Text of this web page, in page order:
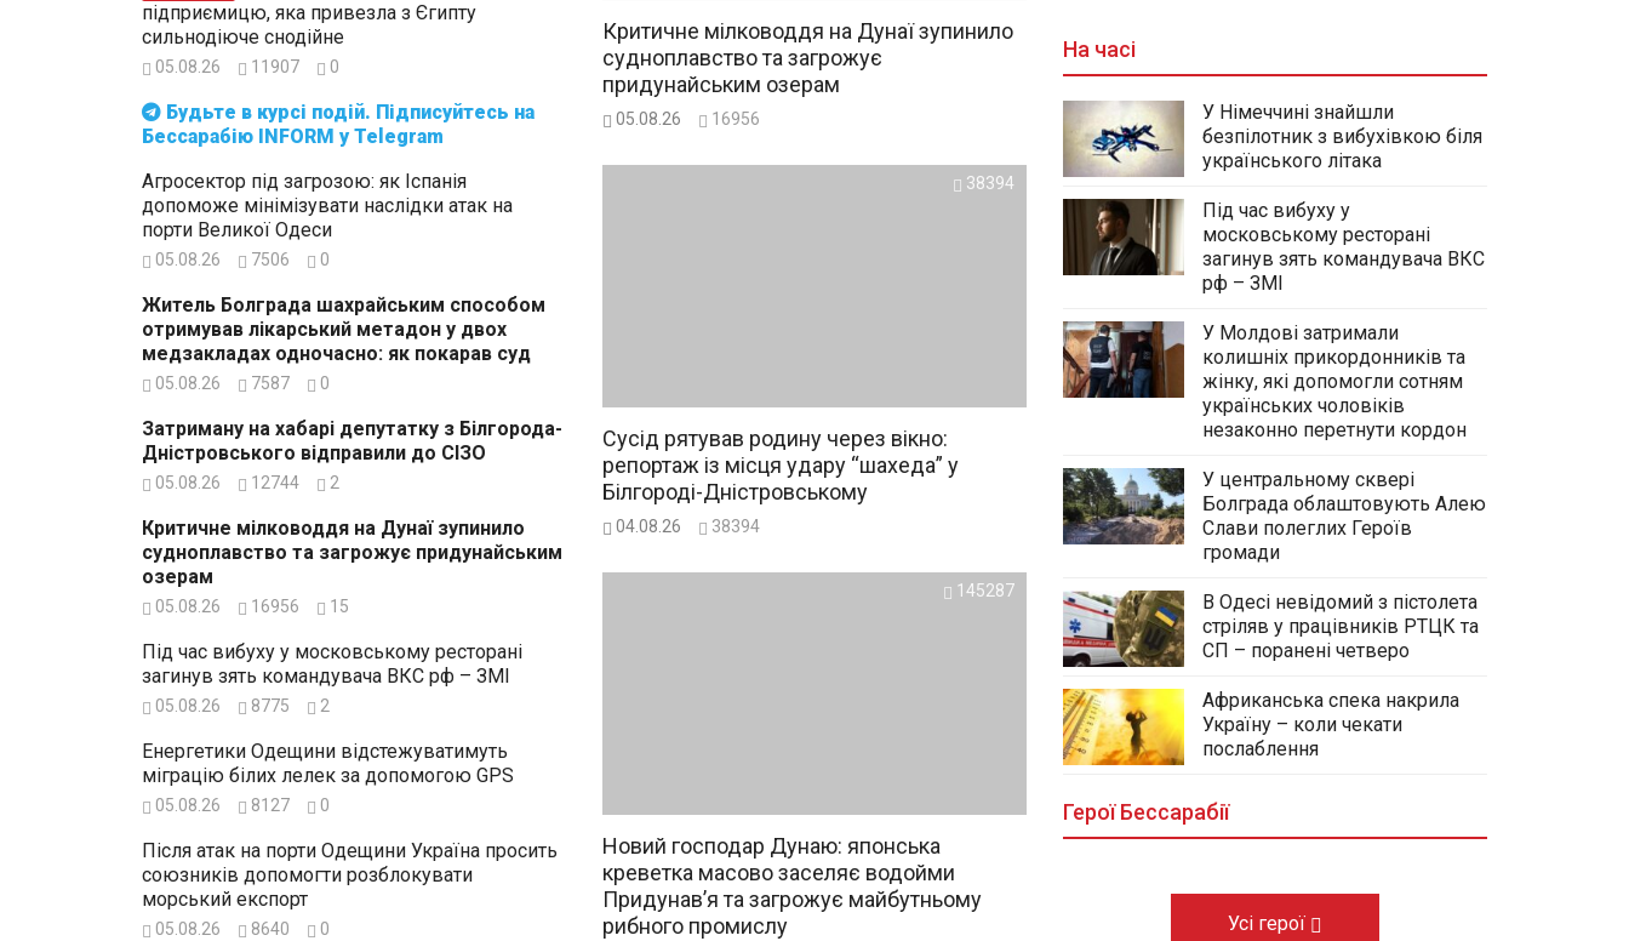
Бессарабію INFORM у Telegram
підприємицю, яка привезла з Єгипту
сильнодіюче снодійне
05.08.26 11907 0
Агросектор під загрозою: як Іспанія
допоможе мінімізувати наслідки атак на
порти Великої Одеси
05.08.26 7506 0
Житель Болграда шахрайським способом
отримував лікарський метадон у двох
медзакладах одночасно: як покарав суд
05.08.26 7587 0
Затриману на хабарі депутатку з Білгорода-
Дністровського відправили до СІЗО
05.08.26 12744 2
Критичне мілководдя на Дунаї зупинило
судноплавство та загрожує придунайським
озерам
05.08.26 16956 15
Під час вибуху у московському ресторані
загинув зять командувача ВКС рф – ЗМІ
05.08.26 8775 2
Енергетики Одещини відстежуватимуть
міграцію білих лелек за допомогою GPS
05.08.26 8127 0
Після атак на порти Одещини Україна просить
союзників допомогти розблокувати
морський експорт
05.08.26 8640 0
Критичне мілководдя на Дунаї зупинило
судноплавство та загрожує
придунайським озерам
05.08.26 16956
38394
Сусід рятував родину через вікно:
репортаж із місця удару “шахеда” у
Білгороді-Дністровському
04.08.26 38394
145287
Новий господар Дунаю: японська
креветка масово заселяє водойми
Придунав’я та загрожує майбутньому
рибного промислу
На часі
У Німеччині знайшли
безпілотник з вибухівкою біля
українського літака
Під час вибуху у
московському ресторані
загинув зять командувача ВКС
рф – ЗМІ
У Молдові затримали
колишніх прикордонників та
жінку, які допомогли сотням
українських чоловіків
незаконно перетнути кордон
У центральному сквері
Болграда облаштовують Алею
Слави полеглих Героїв
громади
В Одесі невідомий з пістолета
стріляв у працівників РТЦК та
СП – поранені четверо
Африканська спека накрила
Україну – коли чекати
послаблення
Герої Бессарабії
У центральному сквері Болграда
облаштовують Алею Слави
полеглих Героїв громади
03.08.2026
Усі герої